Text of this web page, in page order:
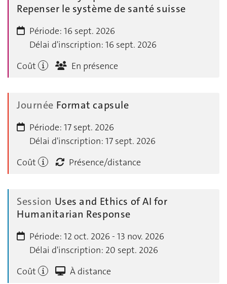
Repenser le système de santé suisse
Période: 16 sept. 2026
Délai d'inscription: 16 sept. 2026
Coût
En présence
Journée Format capsule
Période: 17 sept. 2026
Délai d'inscription: 17 sept. 2026
Coût
Présence/distance
Session Uses and Ethics of AI for
Humanitarian Response
Période: 12 oct. 2026 - 13 nov. 2026
Délai d'inscription: 20 sept. 2026
Coût
À distance